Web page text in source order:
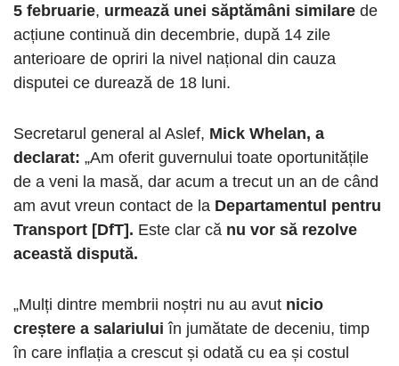
5 februarie, urmează unei săptămâni similare de
acțiune continuă din decembrie, după 14 zile
anterioare de opriri la nivel național din cauza
disputei ce durează de 18 luni.
Secretarul general al Aslef, Mick Whelan, a
declarat: „Am oferit guvernului toate oportunitățile
de a veni la masă, dar acum a trecut un an de când
am avut vreun contact de la Departamentul pentru
Transport [DfT]. Este clar că nu vor să rezolve
această dispută.
„Mulți dintre membrii noștri nu au avut nicio
creștere a salariuluiîn jumătate de deceniu, timp
în care inflația a crescut și odată cu ea și costul